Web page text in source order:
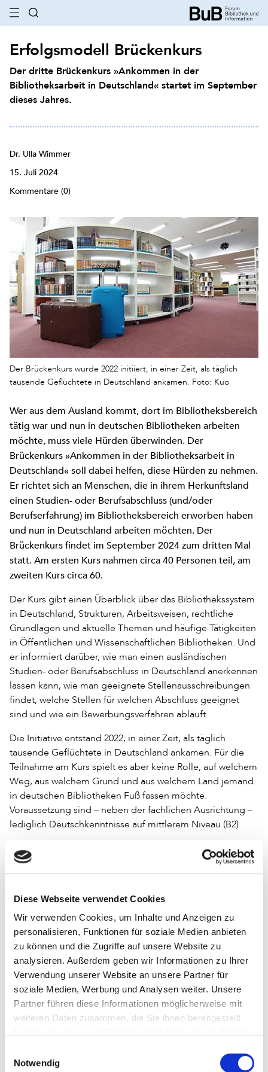
Diese Webseite verwendet Cookies
Wir verwenden Cookies, um Inhalte und Anzeigen zu
personalisieren, Funktionen für soziale Medien anbieten
zu können und die Zugriffe auf unsere Website zu
analysieren. Außerdem geben wir Informationen zu Ihrer
Verwendung unserer Website an unsere Partner für
soziale Medien, Werbung und Analysen weiter. Unsere
Partner führen diese Informationen möglicherweise mit
weiteren Daten zusammen, die Sie ihnen bereitgestellt
Notwendig
Erfolgsmodell Brückenkurs
Der dritte Brückenkurs »Ankommen in der
Bibliotheksarbeit in Deutschland« startet im September
dieses Jahres.
Dr. Ulla Wimmer
15. Juli 2024
Kommentare (0)
Der Brückenkurs wurde 2022 initiiert, in einer Zeit, als täglich
tausende Geflüchtete in Deutschland ankamen. Foto: Kuo
Wer aus dem Ausland kommt, dort im Bibliotheksbereich
tätig war und nun in deutschen Bibliotheken arbeiten
möchte, muss viele Hürden überwinden. Der
Brückenkurs »Ankommen in der Bibliotheksarbeit in
Deutschland« soll dabei helfen, diese Hürden zu nehmen.
Er richtet sich an Menschen, die in ihrem Herkunftsland
einen Studien- oder Berufsabschluss (und/oder
Berufserfahrung) im Bibliotheksbereich erworben haben
und nun in Deutschland arbeiten möchten. Der
Brückenkurs findet im September 2024 zum dritten Mal
statt. Am ersten Kurs nahmen circa 40 Personen teil, am
zweiten Kurs circa 60.
Der Kurs gibt einen Überblick über das Bibliothekssystem
in Deutschland, Strukturen, Arbeitsweisen, rechtliche
Grundlagen und aktuelle Themen und häufige Tätigkeiten
in Öffentlichen und Wissenschaftlichen Bibliotheken. Und
er informiert darüber, wie man einen ausländischen
Studien- oder Berufsabschluss in Deutschland anerkennen
lassen kann, wie man geeignete Stellenausschreibungen
findet, welche Stellen für welchen Abschluss geeignet
sind und wie ein Bewerbungsverfahren abläuft.
Die Initiative entstand 2022, in einer Zeit, als täglich
tausende Geflüchtete in Deutschland ankamen. Für die
Teilnahme am Kurs spielt es aber keine Rolle, auf welchem
Weg, aus welchem Grund und aus welchem Land jemand
in deutschen Bibliotheken Fuß fassen möchte.
Voraussetzung sind – neben der fachlichen Ausrichtung –
lediglich Deutschkenntnisse auf mittlerem Niveau (B2).
Der zweiwöchige Kurs ist kostenlos und startet dieses Jahr
am 10. September. Der Kurs wird online durchgeführt.
Unterrichtssprache ist Deutsch.
Mehr Informationen zum Kurs auf Deutsch, Englisch,
Spanisch, Ukrainisch und Polnisch gibt eshier. Die
Anmeldungist ab sofort bis zum 2. September möglich.
Es gibt auch einen aktuellenNewsletterzum Kurs.
Initiiert und durchgeführt wird das Programm von
Berufspraktikerinnen und -praktikern aus Bibliotheken,
Hochschullehrerinnen und -lehrern an bibliotheks- und
informationswissenschaftlichen Fachbereichen, dem
Universität zu Berlin, dem Berufsverband Bibliothek und